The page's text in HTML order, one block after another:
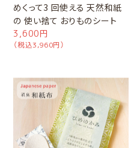
めくって3 回使える 天然和紙
の 使い捨て おりものシート
3,600円
（税込3,960円）